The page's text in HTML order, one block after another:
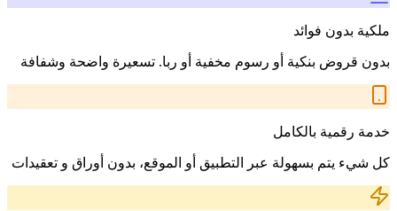
ملكية بدون فوائد
بدون قروض بنكية أو رسوم مخفية أو ربا. تسعيرة واضحة وشفافة
خدمة رقمية بالكامل
كل شيء يتم بسهولة عبر التطبيق أو الموقع، بدون أوراق و تعقيدات